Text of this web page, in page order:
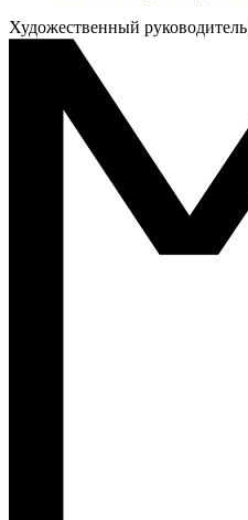
Художественный руководитель